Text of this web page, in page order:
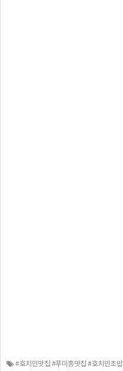
#호치민맛집 #푸미흥맛집 #호치민초